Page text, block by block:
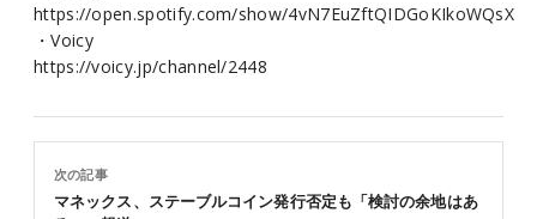
https://open.spotify.com/show/4vN7EuZftQIDGoKIkoWQsX
・Voicy
https://voicy.jp/channel/2448
次の記事
マネックス、ステーブルコイン発行否定も「検討の余地はあ